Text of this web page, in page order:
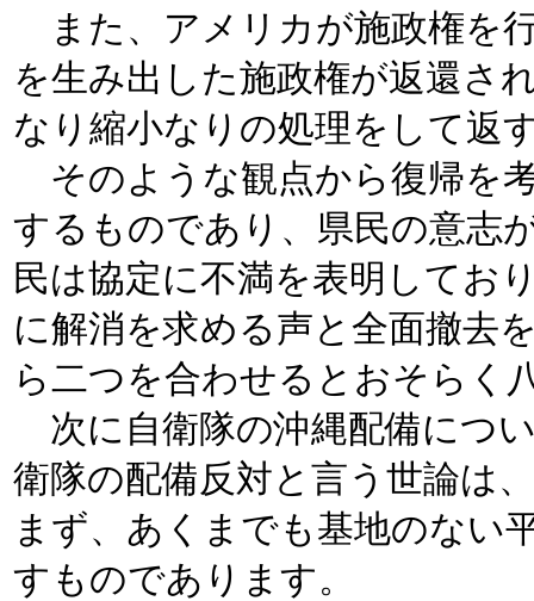
また、アメリカが施政権を
を生み出した施政権が返還さ
なり縮小なりの処理をして返
そのような観点から復帰を
するものであり、県民の意志
民は協定に不満を表明してお
に解消を求める声と全面撤去
ら二つを合わせるとおそらく
次に自衛隊の沖縄配備につ
衛隊の配備反対と言う世論は
まず、あくまでも基地のない
すものであります。